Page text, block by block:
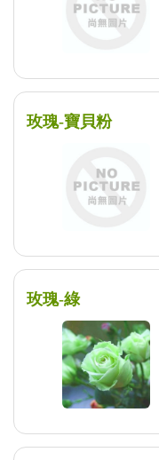
玫瑰-寶貝粉
玫瑰-綠